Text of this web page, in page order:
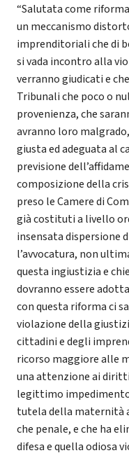
“Salutata come
un meccanismo
imprenditoriali che di
si vada incontro alla
verranno giudicati e
Tribunali che poco o
provenienza, che
avranno loro
giusta ed adeguata al
previsione
composizione della
preso le Camere di
già costituti a livello
insensata dispersione
l’avvocatura, non
questa ingiustizia e
dovranno essere
con questa riforma ci
violazione della
cittadini e degli
ricorso maggiore alle
una attenzione ai
legittimo
tutela della maternità
che penale, e che ha
difesa e quella odiosa